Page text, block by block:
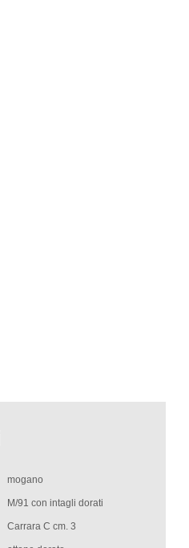
mogano
M/91 con intagli dorati
Carrara C cm. 3